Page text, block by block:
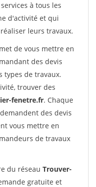
à tous les
d'activité et qui
leurs travaux.
de vous mettre en
des devis
types de travaux.
trouver des
fenetre.fr. Chaque
des devis
vous mettre en
de travaux
du réseau Trouver-
gratuite et